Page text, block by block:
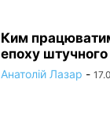
Ким
епоху штучного
Анатолій Лазар -